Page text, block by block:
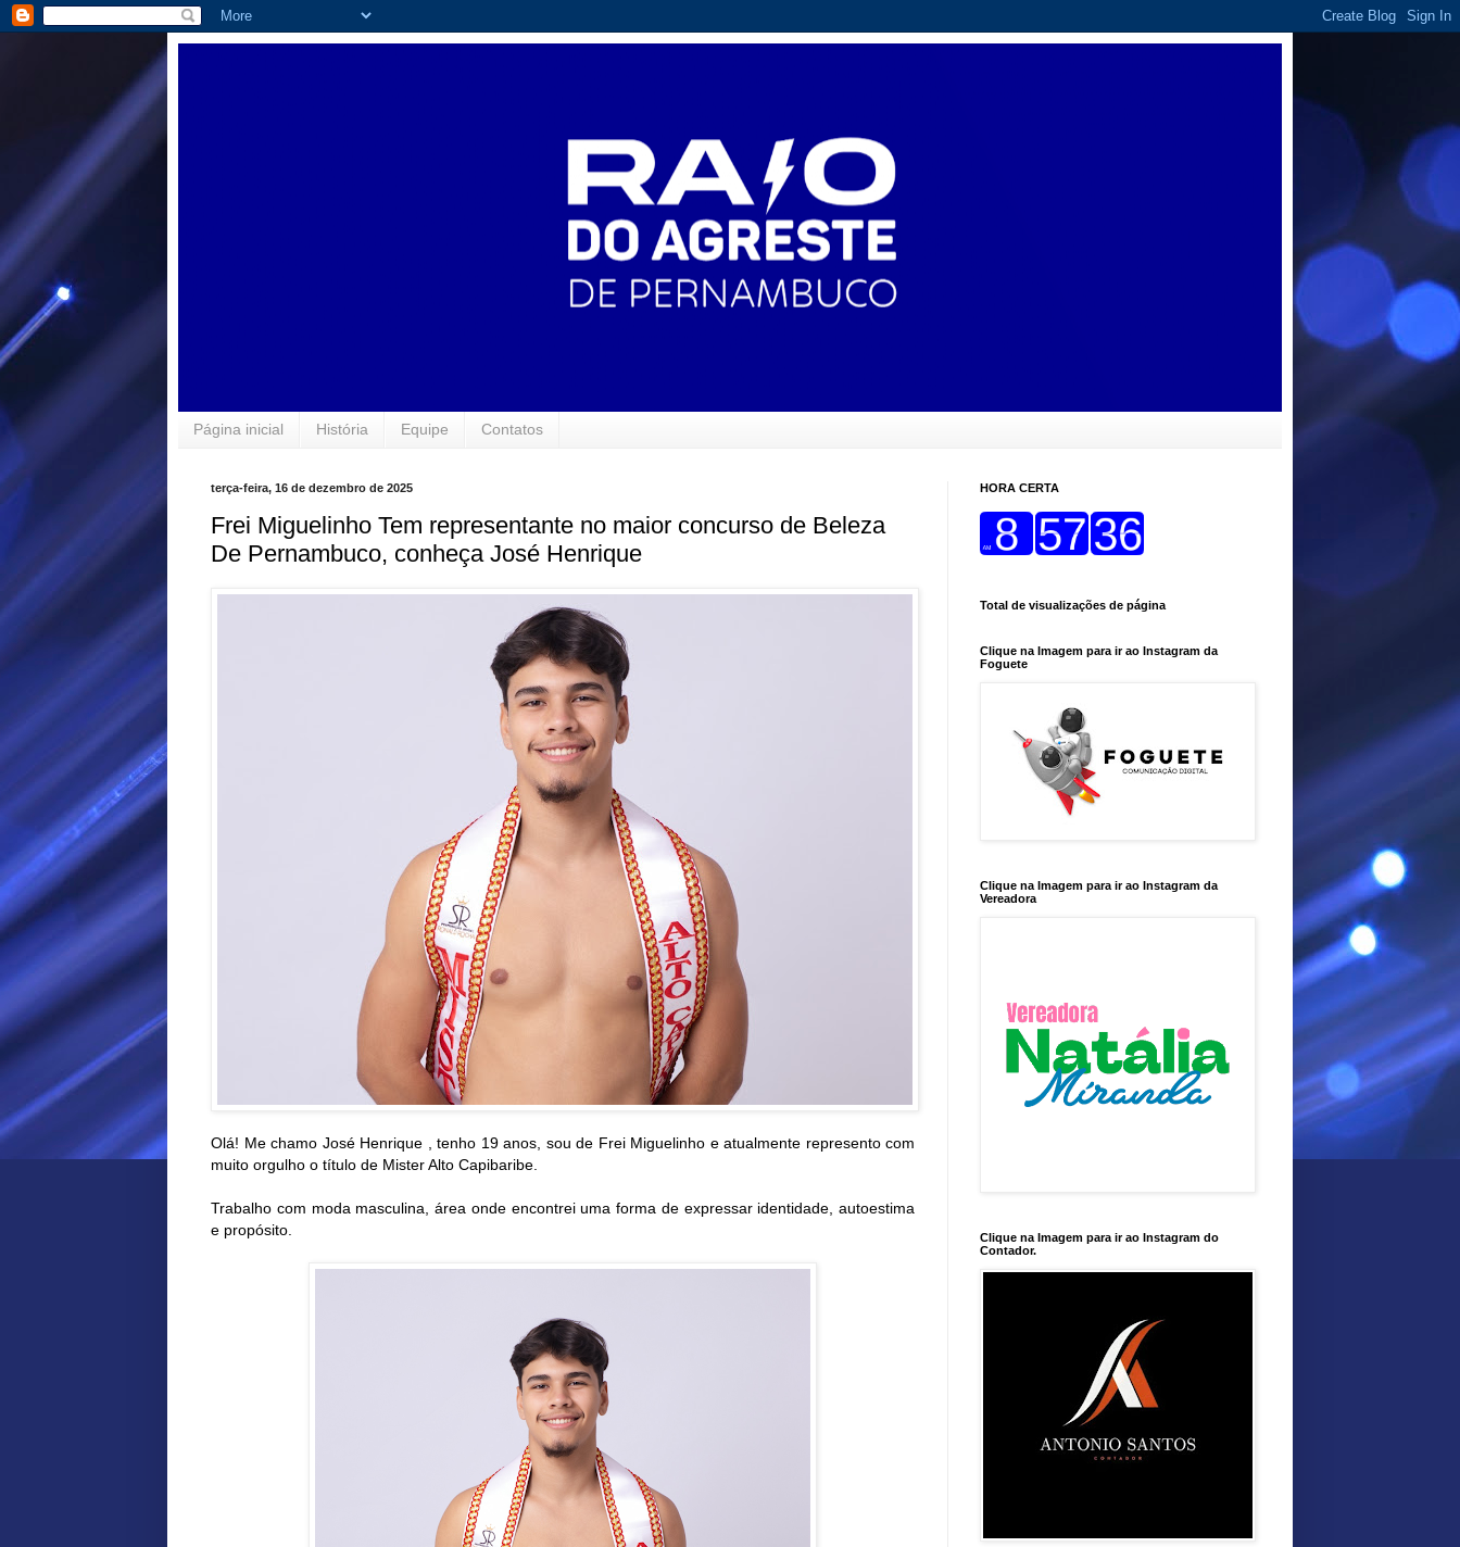
Página inicial História Equipe Contatos
terça-feira, 16 de dezembro de 2025
Frei Miguelinho Tem representante no maior concurso de Beleza
De Pernambuco, conheça José Henrique
Olá! Me chamo José Henrique , tenho 19 anos, sou de Frei Miguelinho e atualmente represento com
muito orgulho o título de Mister Alto Capibaribe.
Trabalho com moda masculina, área onde encontrei uma forma de expressar identidade, autoestima
e propósito.
HORA CERTA
Total de visualizações de página
Clique na Imagem para ir ao Instagram da
Foguete
Clique na Imagem para ir ao Instagram da
Vereadora
Clique na Imagem para ir ao Instagram do
Contador.